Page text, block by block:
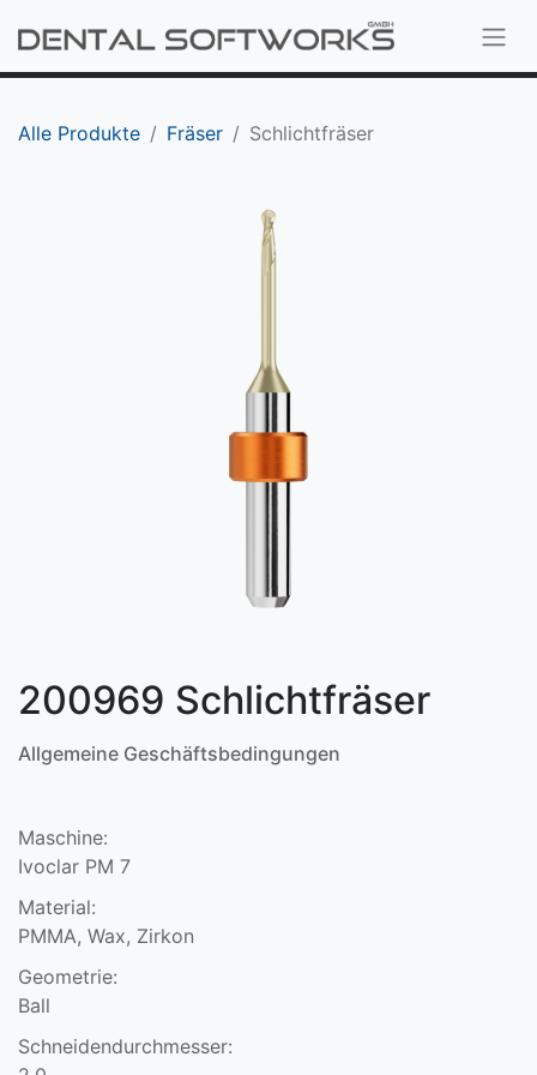
Alle Produkte Fräser Schlichtfräser
200969 Schlichtfräser
Allgemeine Geschäftsbedingungen
Maschine:
Ivoclar PM 7
Material:
PMMA, Wax, Zirkon
Geometrie:
Ball
Schneidendurchmesser: